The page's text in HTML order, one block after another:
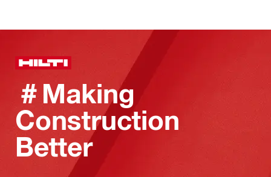
＃Making
Construction
Better